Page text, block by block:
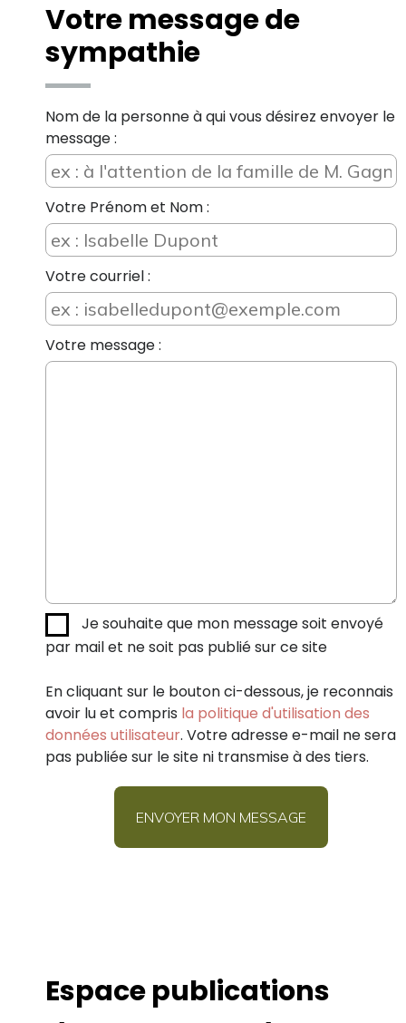
Votre message de
sympathie
Nom de la personne à qui vous désirez envoyer le
message :
Votre Prénom et Nom :
Votre courriel :
Votre message :
Je souhaite que mon message soit envoyé
par mail et ne soit pas publié sur ce site
En cliquant sur le bouton ci-dessous, je reconnais
avoir lu et compris la politique d'utilisation des
données utilisateur. Votre adresse e-mail ne sera
pas publiée sur le site ni transmise à des tiers.
Espace publications